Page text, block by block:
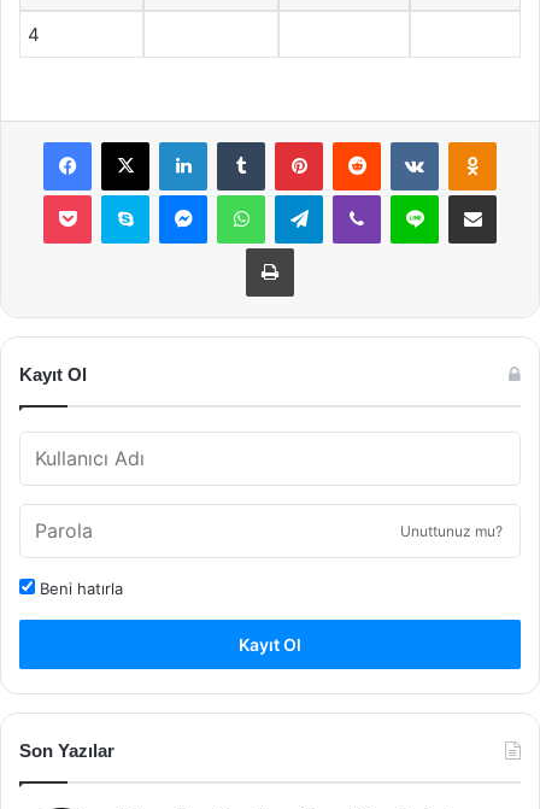
4
Facebook
X LinkedInTumblr PinterestReddit VKontakte
Pocket Skype MessengerWhatsAppTelegramViber Line E-Posta ile
Yazdır
Kayıt Ol
Unuttunuz mu?
Beni hatırla
Kayıt Ol
Son Yazılar